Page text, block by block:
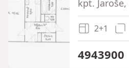
2+1
4943900